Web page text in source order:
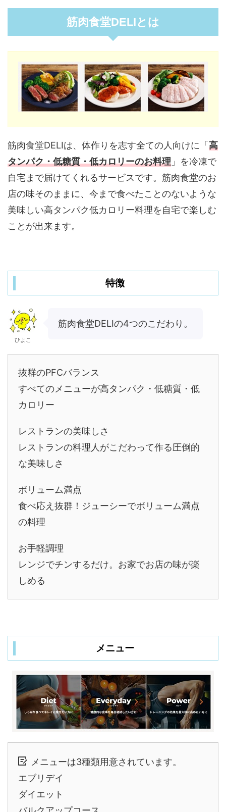
筋肉食堂DELIとは
筋肉食堂DELIは、体作りを志す全ての人向けに「 高
タンパク・低糖質・低カロリーのお料理 」を冷凍で
自宅まで届けてくれるサービスです。筋肉食堂のお
店の味そのままに、今まで食べたことのないような
美味しい高タンパク低カロリー料理を自宅で楽しむ
ことが出来ます。
特徴
ひよこ
筋肉食堂DELIの4つのこだわり。
抜群のPFCバランス
すべてのメニューが高タンパク・低糖質・低
カロリー
レストランの美味しさ
レストランの料理人がこだわって作る圧倒的
な美味しさ
ボリューム満点
食べ応え抜群！ジューシーでボリューム満点
の料理
お手軽調理
レンジでチンするだけ。お家でお店の味が楽
しめる
メニュー
メニューは3種類用意されています。
エブリデイ
ダイエット